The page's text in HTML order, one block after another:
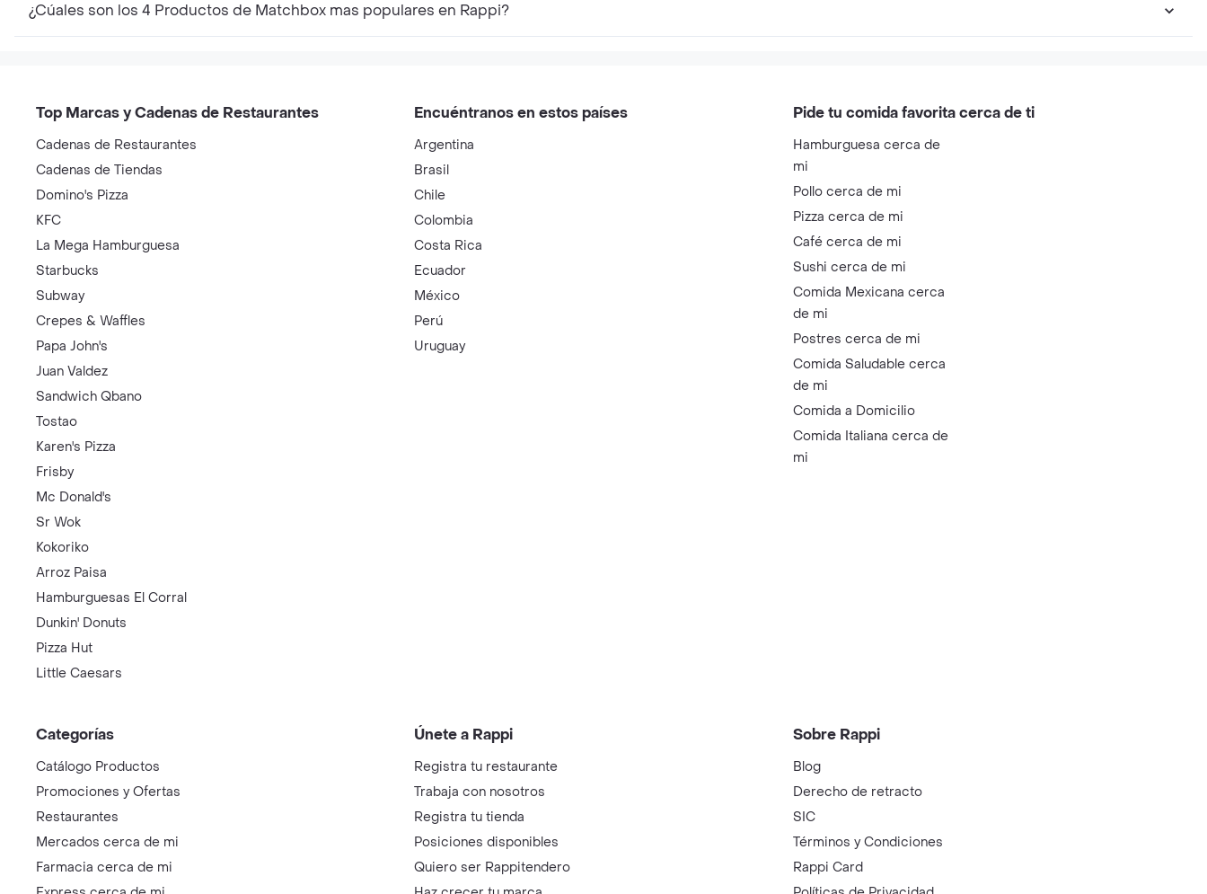
¿Cúales son los 4 Productos de Matchbox mas populares en Rappi?
Top Marcas y Cadenas de Restaurantes
Cadenas de Restaurantes
Cadenas de Tiendas
Domino's Pizza
KFC
La Mega Hamburguesa
Starbucks
Subway
Crepes & Waffles
Papa John's
Juan Valdez
Sandwich Qbano
Tostao
Karen's Pizza
Frisby
Mc Donald's
Sr Wok
Kokoriko
Arroz Paisa
Hamburguesas El Corral
Dunkin' Donuts
Pizza Hut
Little Caesars
Encuéntranos en estos países
Argentina
Brasil
Chile
Colombia
Costa Rica
Ecuador
México
Perú
Uruguay
Pide tu comida favorita cerca de ti
Hamburguesa cerca de
mi
Pollo cerca de mi
Pizza cerca de mi
Café cerca de mi
Sushi cerca de mi
Comida Mexicana cerca
de mi
Postres cerca de mi
Comida Saludable cerca
de mi
Comida a Domicilio
Comida Italiana cerca de
mi
Categorías
Catálogo Productos
Promociones y Ofertas
Restaurantes
Mercados cerca de mi
Farmacia cerca de mi
Únete a Rappi
Registra tu restaurante
Trabaja con nosotros
Registra tu tienda
Posiciones disponibles
Quiero ser Rappitendero
Sobre Rappi
Blog
Derecho de retracto
SIC
Términos y Condiciones
Rappi Card